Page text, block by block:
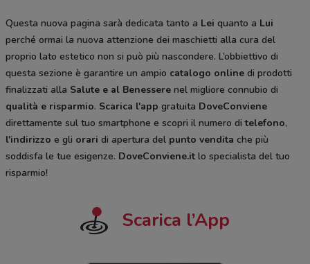
Questa nuova pagina sarà dedicata tanto a Lei quanto a Lui
perché ormai la nuova attenzione dei maschietti alla cura del
proprio lato estetico non si può più nascondere. L’obbiettivo di
questa sezione è garantire un ampio catalogo online di prodotti
finalizzati alla Salute e al Benessere nel migliore connubio di
qualità e risparmio. Scarica l'app gratuita DoveConviene
direttamente sul tuo smartphone e scopri il numero ditelefono,
l'indirizzo e gli orari di apertura del punto vendita che più
soddisfa le tue esigenze. DoveConviene.it lo specialista del tuo
risparmio!
Scarica l’App